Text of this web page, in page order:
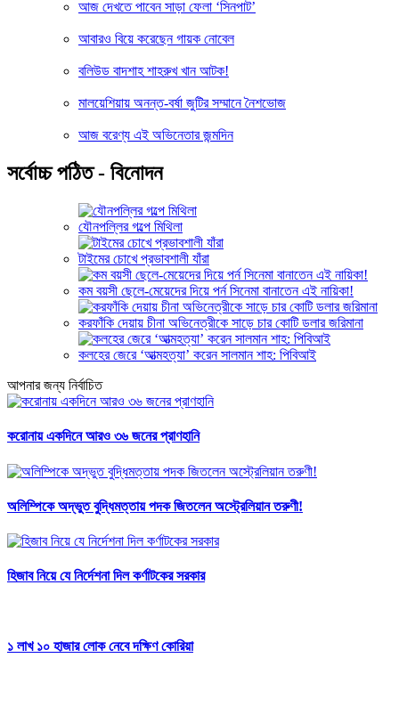
আজ দেখতে পাবেন সাড়া ফেলা ‘সিনপাট’
আবারও বিয়ে করেছেন গায়ক নোবেল
বলিউড বাদশাহ শাহরুখ খান আটক!
মালয়েশিয়ায় অনন্ত-বর্ষা জুটির সম্মানে নৈশভোজ
আজ বরেণ্য এই অভিনেতার জন্মদিন
সর্বোচ্চ পঠিত - বিনোদন
যৌনপল্লির গল্পে মিথিলা
টাইমের চোখে প্রভাবশালী যাঁরা
কম বয়সী ছেলে-মেয়েদের দিয়ে পর্ন সিনেমা বানাতেন এই নায়িকা!
করফাঁকি দেয়ায় চীনা অভিনেত্রীকে সাড়ে চার কোটি ডলার জরিমানা
কলহের জেরে ‘আত্মহত্যা’ করেন সালমান শাহ: পিবিআই
আপনার জন্য নির্বাচিত
করোনায় একদিনে আরও ৩৬ জনের প্রাণহানি
অলিম্পিকে অদ্ভুত বুদ্ধিমত্তায় পদক জিতলেন অস্ট্রেলিয়ান তরুণী!
হিজাব নিয়ে যে নির্দেশনা দিল কর্ণাটকের সরকার
১ লাখ ১০ হাজার লোক নেবে দক্ষিণ কোরিয়া